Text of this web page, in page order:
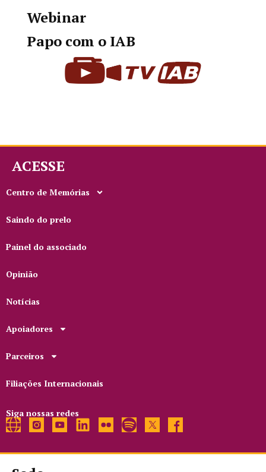
Webinar
Papo com o IAB
ACESSE
Centro de Memórias
Saindo do prelo
Painel do associado
Opinião
Notícias
Apoiadores
Parceiros
Filiações Internacionais
Siga nossas redes